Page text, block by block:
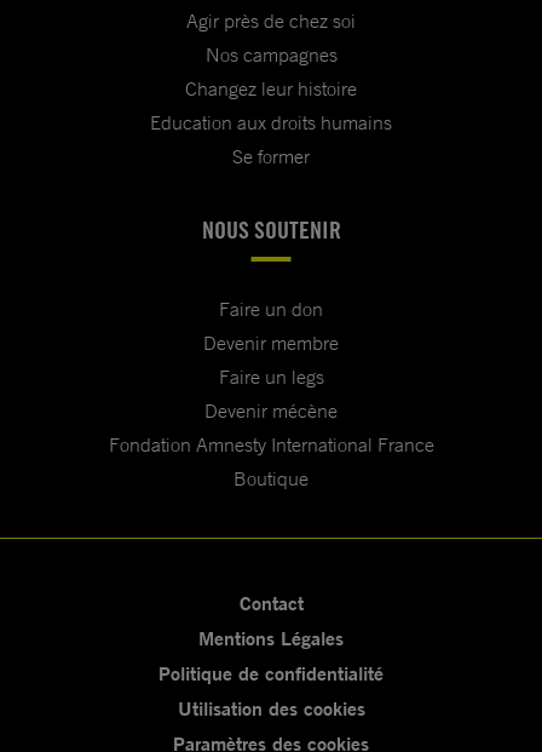
Agir près de chez soi
Nos campagnes
Changez leur histoire
Education aux droits humains
Se former
NOUS SOUTENIR
Faire un don
Devenir membre
Faire un legs
Devenir mécène
Fondation Amnesty International France
Boutique
Contact
Mentions Légales
Politique de confidentialité
Utilisation des cookies
Paramètres des cookies